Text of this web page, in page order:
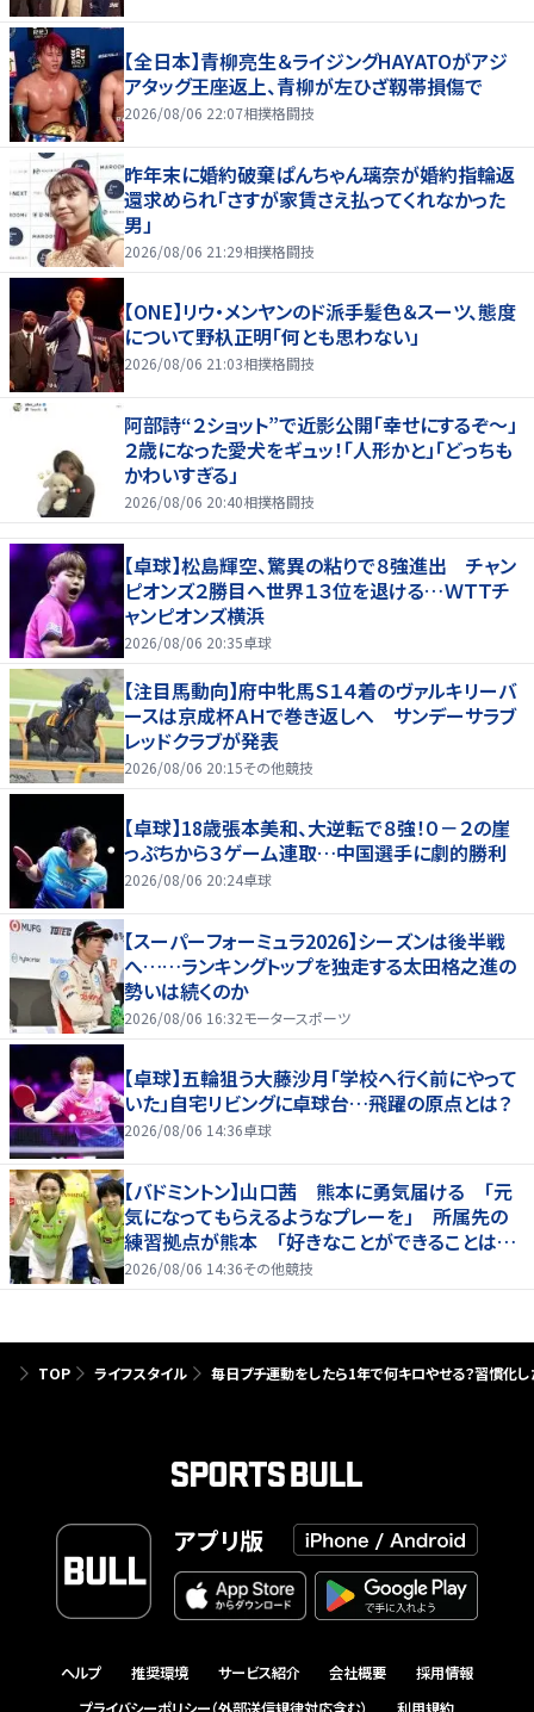
【全日本】青柳亮生＆ライジングHAYATOがアジ
アタッグ王座返上、青柳が左ひざ靱帯損傷で
2026/08/06 22:07相撲格闘技
昨年末に婚約破棄ぱんちゃん璃奈が婚約指輪返
還求められ「さすが家賃さえ払ってくれなかった
男」
2026/08/06 21:29相撲格闘技
【ONE】リウ・メンヤンのド派手髪色＆スーツ、態度
について野杁正明「何とも思わない」
2026/08/06 21:03相撲格闘技
阿部詩“２ショット”で近影公開「幸せにするぞ〜」
２歳になった愛犬をギュッ！「人形かと」「どっちも
かわいすぎる」
2026/08/06 20:40相撲格闘技
【卓球】松島輝空、驚異の粘りで８強進出 チャン
ピオンズ２勝目へ世界１３位を退ける…ＷＴＴチ
ャンピオンズ横浜
2026/08/06 20:35卓球
【注目馬動向】府中牝馬Ｓ１４着のヴァルキリーバ
ースは京成杯ＡＨで巻き返しへ サンデーサラブ
レッドクラブが発表
2026/08/06 20:15その他競技
【卓球】18歳張本美和、大逆転で８強！０－２の崖
っぷちから３ゲーム連取…中国選手に劇的勝利
2026/08/06 20:24卓球
【スーパーフォーミュラ2026】シーズンは後半戦
へ……ランキングトップを独走する太田格之進の
勢いは続くのか
2026/08/06 16:32モータースポーツ
【卓球】五輪狙う大藤沙月「学校へ行く前にやって
いた」自宅リビングに卓球台…飛躍の原点とは？
2026/08/06 14:36卓球
【バドミントン】山口茜 熊本に勇気届ける 「元
気になってもらえるようなプレーを」 所属先の
練習拠点が熊本 「好きなことができることは当
たり前じゃない」
2026/08/06 14:36その他競技
TOP ライフスタイル 毎日プチ運動をしたら1年で何キロやせる？習慣化
アプリ版
ヘルプ 推奨環境 サービス紹介 会社概要
採用情報